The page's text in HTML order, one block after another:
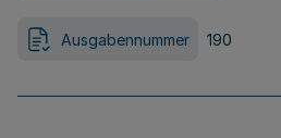
Ausgabennummer 190